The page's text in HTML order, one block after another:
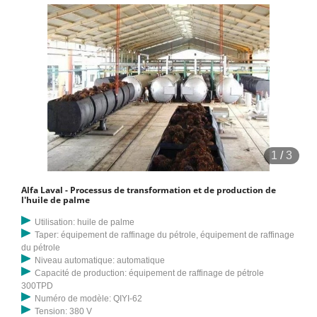
1 /3
Alfa Laval - Processus de transformation et de production de
l'huile de palme
Utilisation: huile de palme
Taper: équipement de raffinage du pétrole, équipement de raffinage
du pétrole
Niveau automatique: automatique
Capacité de production: équipement de raffinage de pétrole
300TPD
Numéro de modèle: QIYI-62
Tension: 380 V